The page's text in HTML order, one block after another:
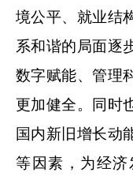
境公平、就业结
系和谐的局面逐
数字赋能、管理
更加健全。同时
国内新旧增长动
等因素，为经济